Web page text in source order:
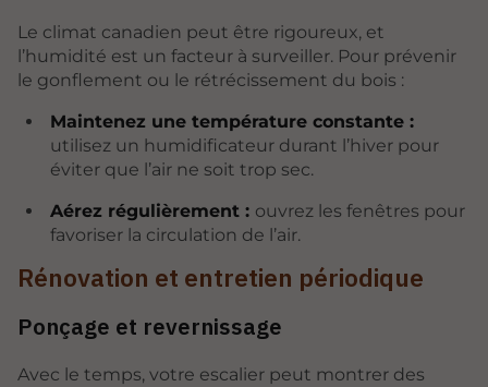
Le climat canadien peut être rigoureux, et
l’humidité est un facteur à surveiller. Pour prévenir
le gonflement ou le rétrécissement du bois :
Maintenez une température constante :
utilisez un humidificateur durant l’hiver pour
éviter que l’air ne soit trop sec.
Aérez régulièrement : ouvrez les fenêtres pour
favoriser la circulation de l’air.
Rénovation et entretien périodique
Ponçage et revernissage
Avec le temps, votre escalier peut montrer des